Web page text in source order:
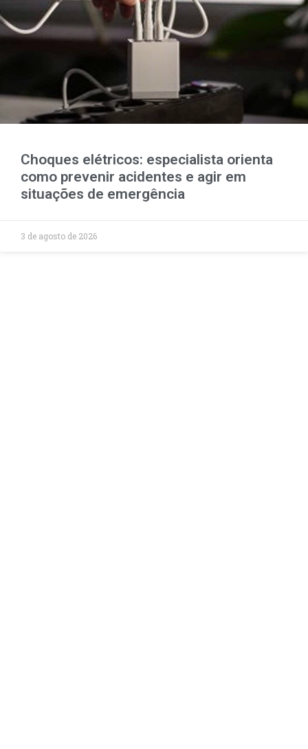
Choques elétricos: especialista orienta
como prevenir acidentes e agir em
situações de emergência
3 de agosto de 2026